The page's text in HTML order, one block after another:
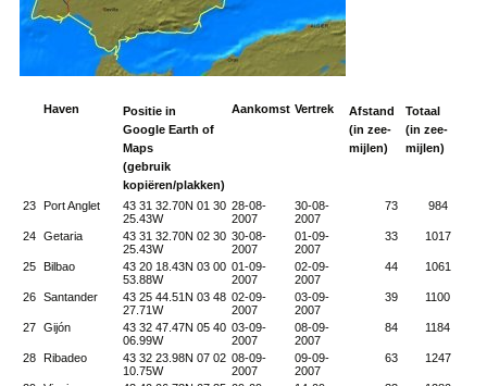
Haven
Positie in
Google Earth of
Maps
(gebruik
kopiëren/plakken)
Aankomst Vertrek
Afstand
(in zee-
mijlen)
Totaal
(in zee-
mijlen)
23 Port Anglet
43 31 32.70N 01 30
25.43W
28-08-
2007
30-08-
2007
73 984
24 Getaria
43 31 32.70N 02 30
25.43W
30-08-
2007
01-09-
2007
33 1017
25 Bilbao
43 20 18.43N 03 00
53.88W
01-09-
2007
02-09-
2007
44 1061
26 Santander
43 25 44.51N 03 48
27.71W
02-09-
2007
03-09-
2007
39 1100
27 Gijón
43 32 47.47N 05 40
06.99W
03-09-
2007
08-09-
2007
84 1184
28 Ribadeo
43 32 23.98N 07 02
10.75W
08-09-
2007
09-09-
2007
63 1247